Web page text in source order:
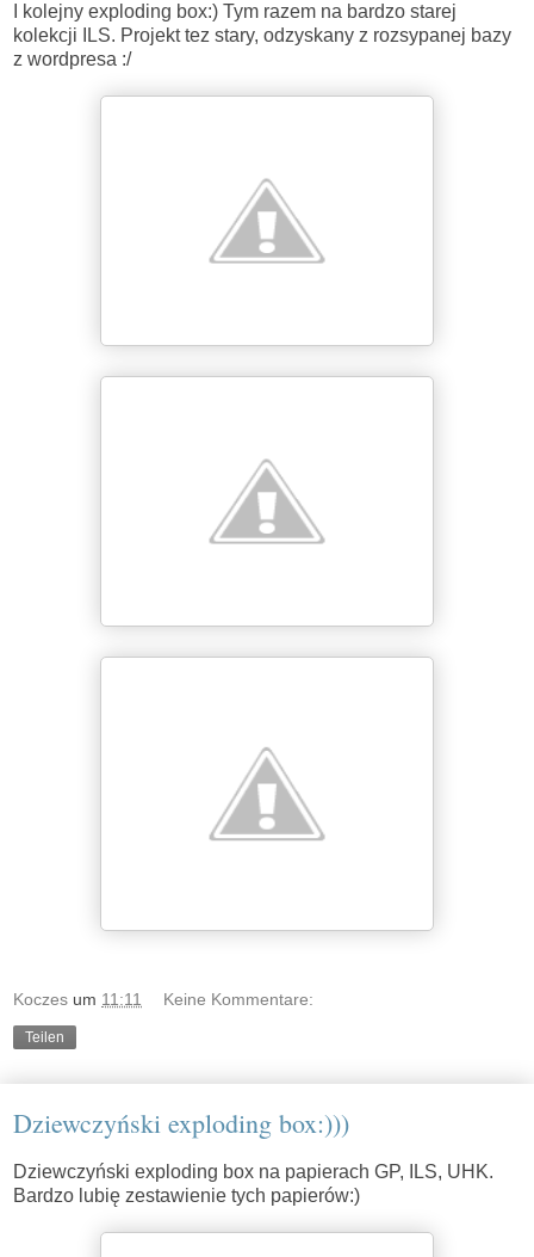
I kolejny exploding box:) Tym razem na bardzo starej
kolekcji ILS. Projekt tez stary, odzyskany z rozsypanej bazy
z wordpresa :/
Koczes um 11:11 Keine Kommentare:
Teilen
Dziewczyński exploding box:)))
Dziewczyński exploding box na papierach GP, ILS, UHK.
Bardzo lubię zestawienie tych papierów:)